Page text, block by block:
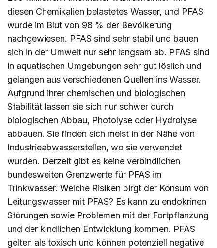
diesen Chemikalien belastetes Wasser, und PFAS
wurde im Blut von 98 % der Bevölkerung
nachgewiesen. PFAS sind sehr stabil und bauen
sich in der Umwelt nur sehr langsam ab. PFAS sind
in aquatischen Umgebungen sehr gut löslich und
gelangen aus verschiedenen Quellen ins Wasser.
Aufgrund ihrer chemischen und biologischen
Stabilität lassen sie sich nur schwer durch
biologischen Abbau, Photolyse oder Hydrolyse
abbauen. Sie finden sich meist in der Nähe von
Industrieabwasserstellen, wo sie verwendet
wurden. Derzeit gibt es keine verbindlichen
bundesweiten Grenzwerte für PFAS im
Trinkwasser. Welche Risiken birgt der Konsum von
Leitungswasser mit PFAS? Es kann zu endokrinen
Störungen sowie Problemen mit der Fortpflanzung
und der kindlichen Entwicklung kommen. PFAS
gelten als toxisch und können potenziell negative